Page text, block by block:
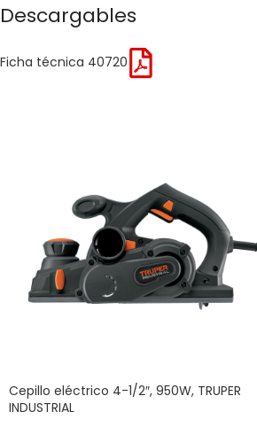
Descargables
Ficha técnica 40720
Cepillo eléctrico 4-1/2″, 950W, TRUPER
INDUSTRIAL